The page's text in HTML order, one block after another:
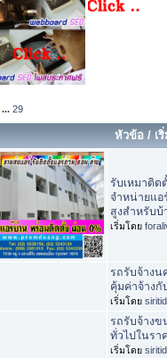
...29
หัวข้อ / เ
รับเหมาติด
จำหน่ายแ
สูงสำหรับบ้
เริ่มโดย
รถรับจ้างน
คุ้มค่าจ้างกั
เริ่มโดย
รถรับจ้าง
ทั่วไปในรา
เริ่มโดย